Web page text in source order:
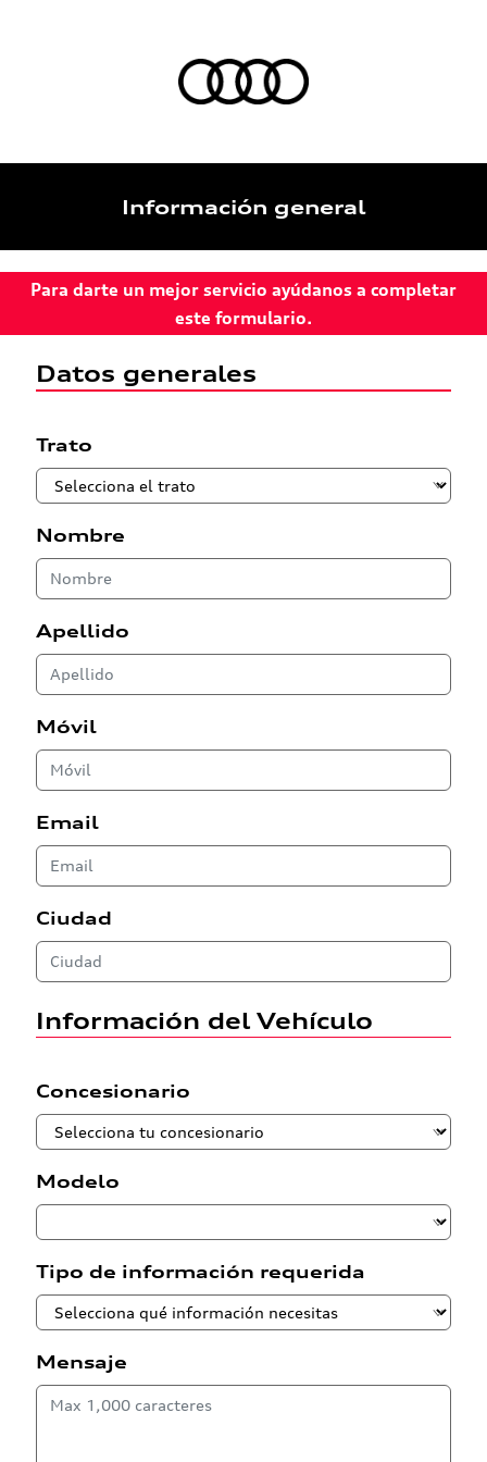
Información general
Para darte un mejor servicio ayúdanos a completar
este formulario.
Datos generales
Trato
Nombre
Apellido
Móvil
Email
Ciudad
Información del Vehículo
Concesionario
Modelo
Tipo de información requerida
Mensaje